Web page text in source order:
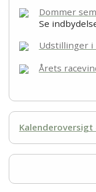
Dommer
Se
Udstillinger i
Årets
Kalenderoversigt